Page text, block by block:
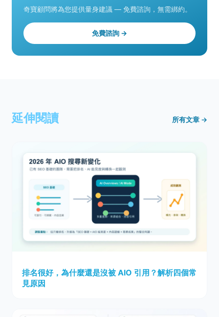
奇寶顧問將為您提供量身建議 — 免費諮詢，無需綁約。
免費諮詢 →
延伸閱讀 所有文章 →
排名很好，為什麼還是沒被 AIO 引用？解析四個常
見原因